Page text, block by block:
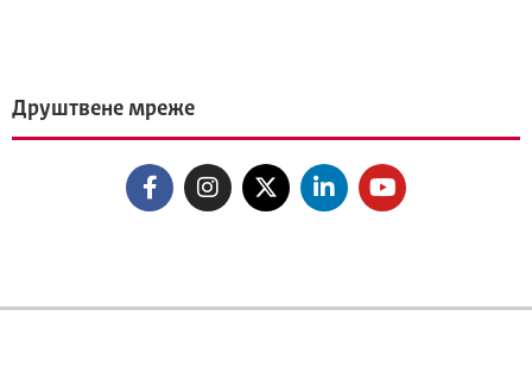
Друштвене мреже